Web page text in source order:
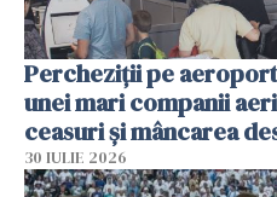
Percheziții pe
unei mari companii
ceasuri și mâncarea
30 IULIE 2026